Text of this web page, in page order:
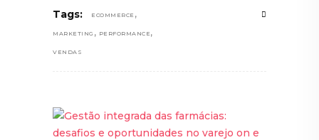
Tags: ECOMMERCE ,
MARKETING , PERFORMANCE ,
VENDAS